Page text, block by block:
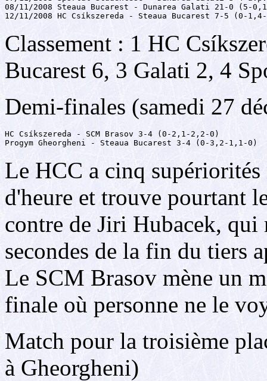
08/11/2008 Steaua Bucarest - Dunarea Galati 21-0 (5-
12/11/2008 HC Csíkszereda - Steaua Bucarest 7-5 (0-
Classement : 1 HC
Bucarest 6, 3 Galati 2, 4
Demi-finales (samedi 27
HC Csíkszereda - SCM Brasov 3-4 (0-2,1-2,2-0)
Progym Gheorgheni - Steaua Bucarest 3-4 (0-3,2-1,1-0)
Le HCC a cinq
d'heure et trouve pourtant
contre de Jiri Hubacek,
secondes de la fin du tiers
Le SCM Brasov mène un
finale où personne ne le
Match pour la troisième
à Gheorgheni)